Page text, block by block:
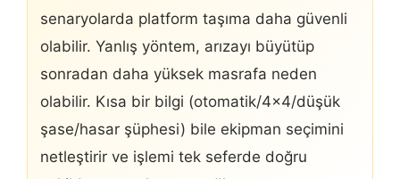
senaryolarda platform taşıma daha güvenli
olabilir. Yanlış yöntem, arızayı büyütüp
sonradan daha yüksek masrafa neden
olabilir. Kısa bir bilgi (otomatik/4×4/düşük
şase/hasar şüphesi) bile ekipman seçimini
netleştirir ve işlemi tek seferde doğru